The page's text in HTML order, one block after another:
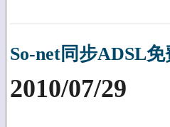
So-net同步ADSL
2010/07/29